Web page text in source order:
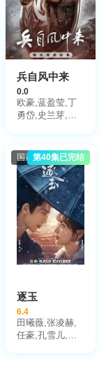
兵自风中来
0.0
欧豪,蓝盈莹,丁
勇岱,史兰芽,刘
王春宇,关亚军,
杨舒,吴岳阳,张
进,陈方舟,陈启
杰,周德华,赵长
洲,赵荀,费鲤齐,
夏侯镔,徐洪浩,
傅程鹏,谢心
国产剧第40集已完结
逐玉
6.4
田曦薇,张凌赫,
任豪,孔雪儿,邓